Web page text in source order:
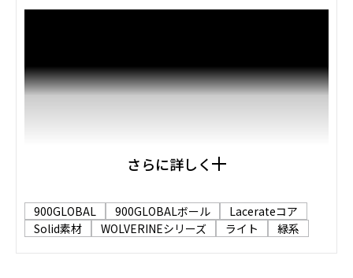
さらに詳しく
900GLOBAL 900GLOBALボール
Lacerateコア
Solid素材
WOLVERINEシリーズ ライト 緑系